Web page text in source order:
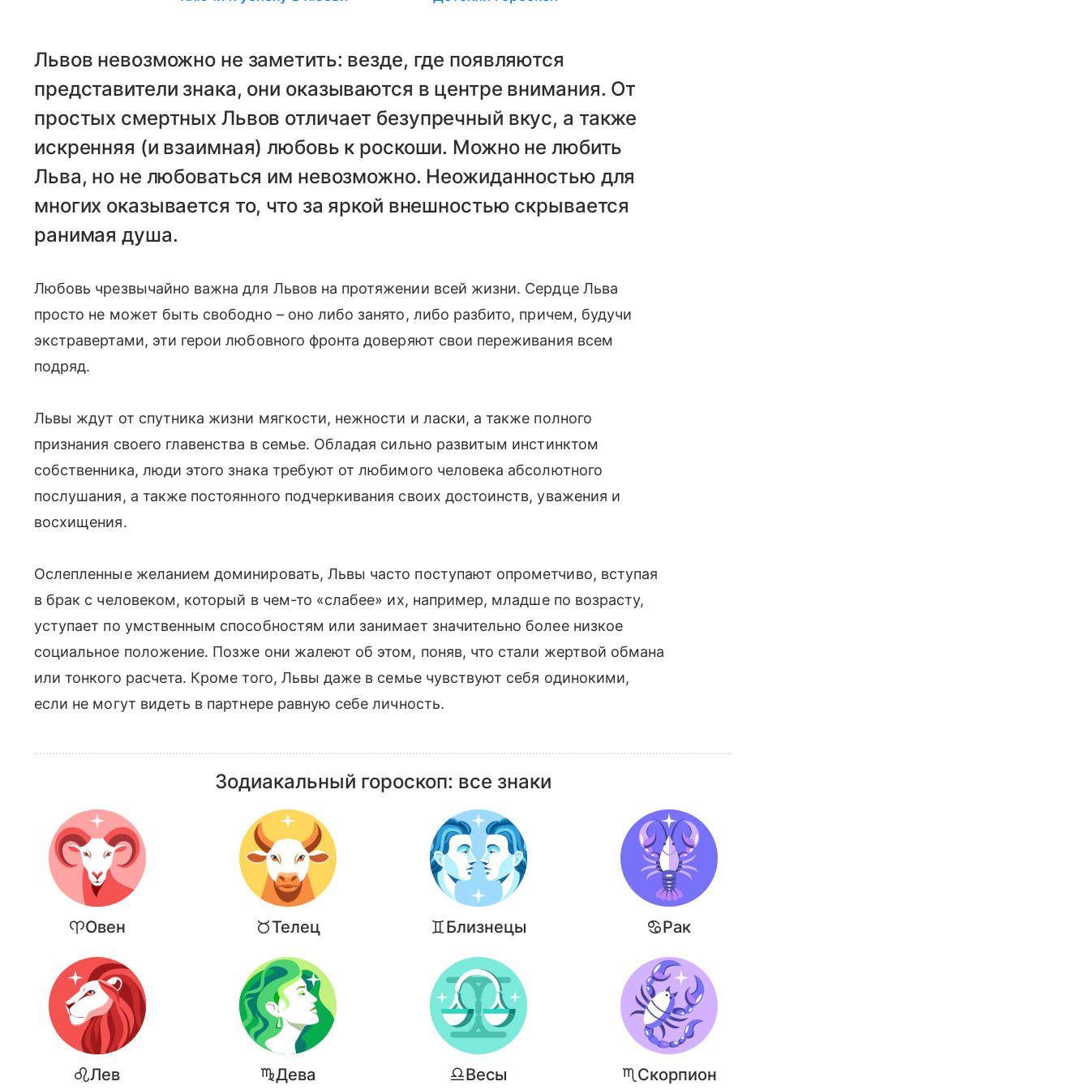
Львов невозможно не заметить: везде, где появляются
представители знака, они оказываются в центре внимания. От
простых смертных Львов отличает безупречный вкус, а также
искренняя (и взаимная) любовь к роскоши. Можно не любить
Льва, но не любоваться им невозможно. Неожиданностью для
многих оказывается то, что за яркой внешностью скрывается
ранимая душа.
Любовь чрезвычайно важна для Львов на протяжении всей жизни. Сердце Льва
просто не может быть свободно – оно либо занято, либо разбито, причем, будучи
экстравертами, эти герои любовного фронта доверяют свои переживания всем
подряд.
Львы ждут от спутника жизни мягкости, нежности и ласки, а также полного
признания своего главенства в семье. Обладая сильно развитым инстинктом
собственника, люди этого знака требуют от любимого человека абсолютного
послушания, а также постоянного подчеркивания своих достоинств, уважения и
восхищения.
Ослепленные желанием доминировать, Львы часто поступают опрометчиво, вступая
в брак с человеком, который в чем-то «слабее» их, например, младше по возрасту,
уступает по умственным способностям или занимает значительно более низкое
социальное положение. Позже они жалеют об этом, поняв, что стали жертвой обмана
или тонкого расчета. Кроме того, Львы даже в семье чувствуют себя одинокими,
если не могут видеть в партнере равную себе личность.
Зодиакальный гороскоп: все знаки
Овен Телец Близнецы Рак
Лев Дева Весы Скорпион